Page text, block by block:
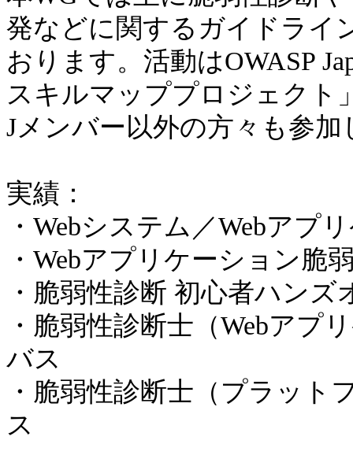
発などに関するガイドライ
おります。活動はOWASP
スキルマッププロジェクト
Jメンバー以外の方々も参
実績：
・Webシステム／Webアプ
・Webアプリケーション脆
・脆弱性診断 初心者ハン
・脆弱性診断士（Webアプ
バス
・脆弱性診断士（プラット
ス